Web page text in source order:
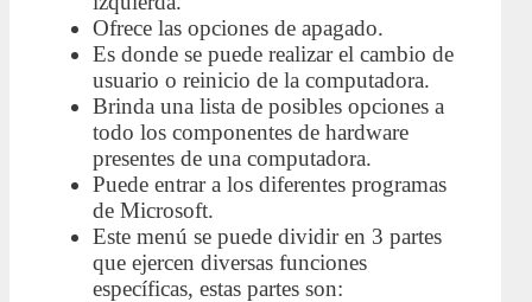
Ofrece las opciones de apagado.
Es donde se puede realizar el cambio de
usuario o reinicio de la computadora.
Brinda una lista de posibles opciones a
todo los componentes de hardware
presentes de una computadora.
Puede entrar a los diferentes programas
de Microsoft.
Este menú se puede dividir en 3 partes
que ejercen diversas funciones
específicas, estas partes son: